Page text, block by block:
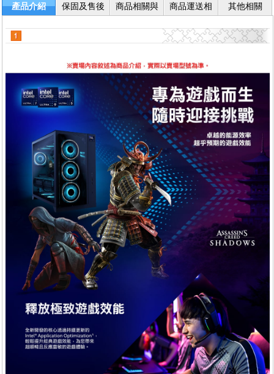
產品介紹
保固及售後
商品相關與
商品運送相
其他相關